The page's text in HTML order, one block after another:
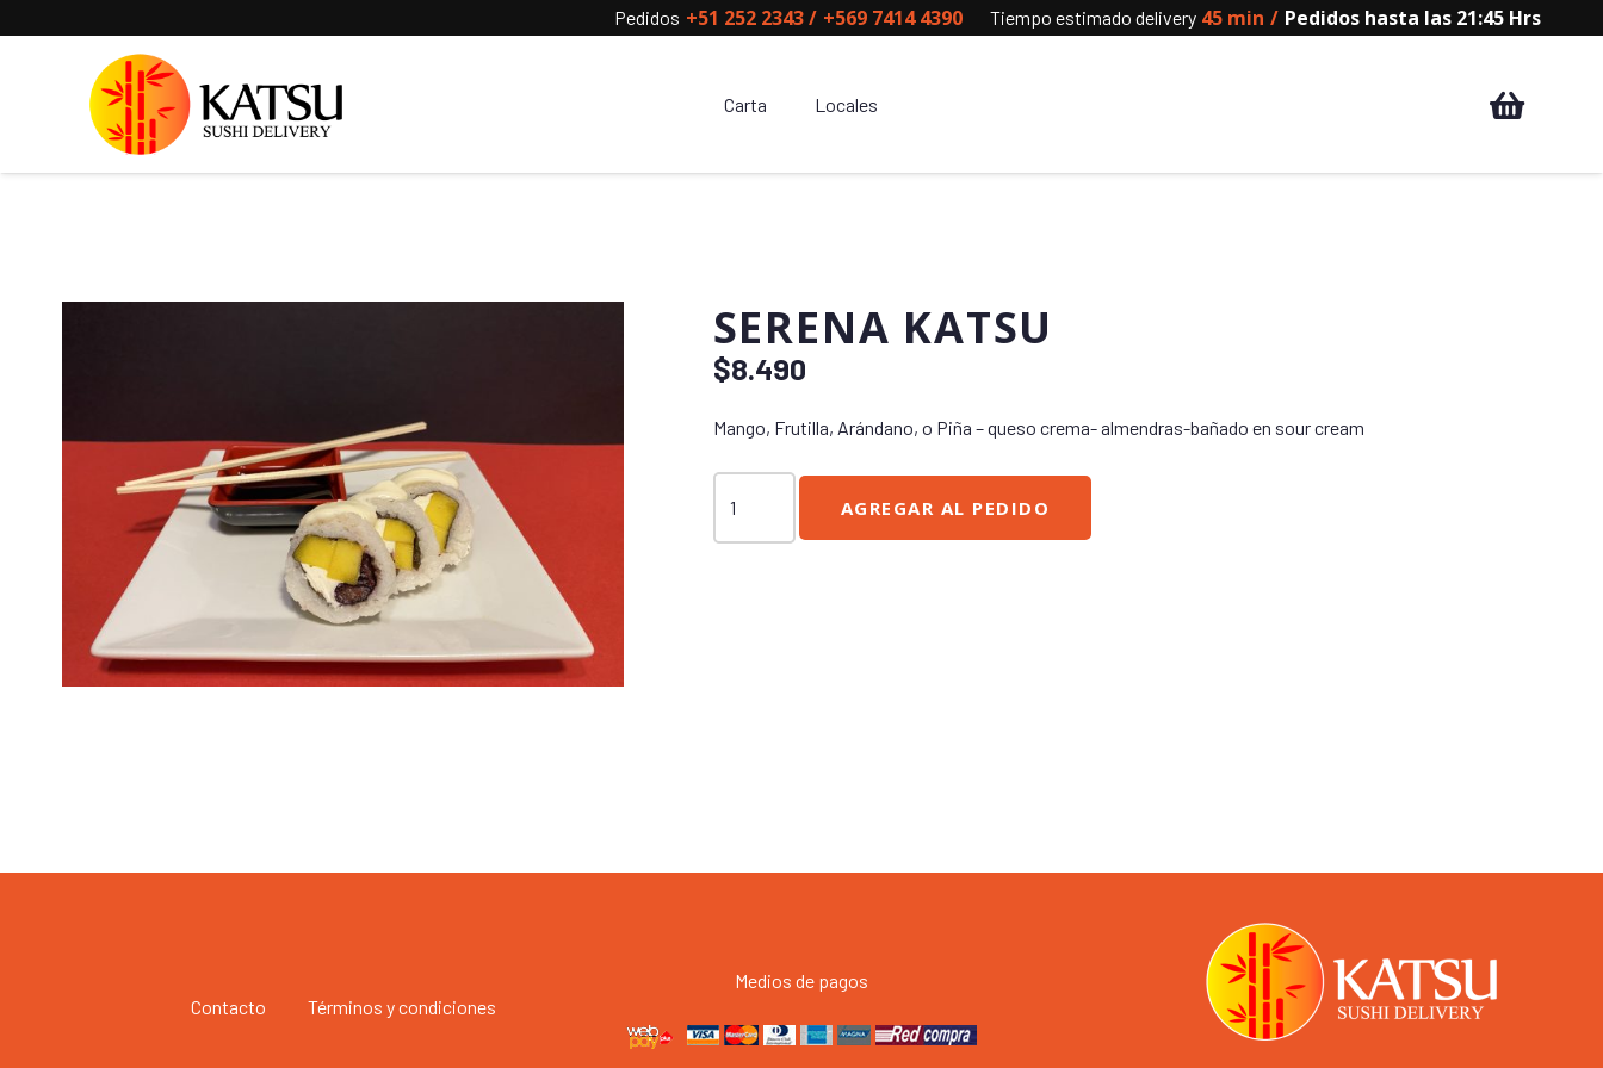
Pedidos +51 252 2343 / +569 7414 4390 Tiempo estimado delivery 45 min / Pedidos hasta las 21:45 Hrs
Carta Locales
SERENA KATSU
$8.490
Mango, Frutilla, Arándano, o Piña – queso crema- almendras-bañado en sour cream
Katsu
cantidad
AGREGAR AL PEDIDO
Contacto Términos y condiciones
Medios de pagos